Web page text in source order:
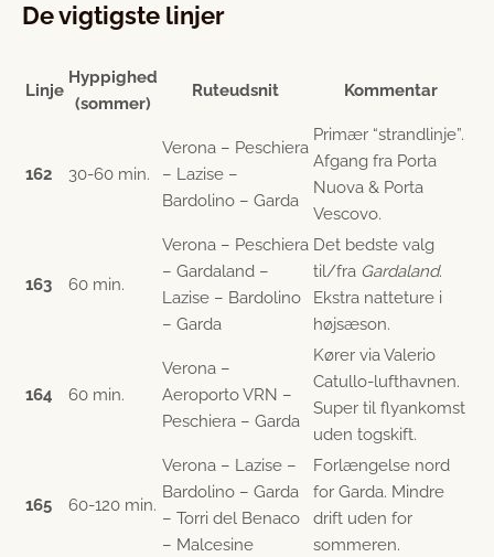
De vigtigste linjer
Linje
Hyppighed
(sommer)
Ruteudsnit Kommentar
162 30-60 min.
Verona – Peschiera
– Lazise –
Bardolino – Garda
Primær “strandlinje”.
Afgang fra Porta
Nuova & Porta
Vescovo.
163 60 min.
Verona – Peschiera
– Gardaland –
Lazise – Bardolino
– Garda
Det bedste valg
til/fra Gardaland.
Ekstra natteture i
højsæson.
164 60 min.
Verona –
Aeroporto VRN –
Peschiera – Garda
Kører via Valerio
Catullo-lufthavnen.
Super til flyankomst
uden togs­kift.
165 60-120 min.
Verona – Lazise –
Bardolino – Garda
– Torri del Benaco
– Malcesine
Forlængelse nord
for Garda. Mindre
drift uden for
sommeren.